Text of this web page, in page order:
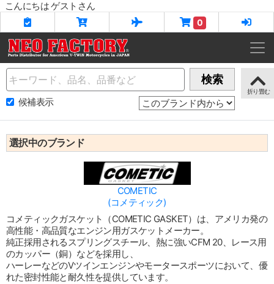
こんにちは ゲストさん
0
Name 検索
候補表示
選択中のブランド
COMETIC
(コメティック)
コメティックガスケット（COMETIC GASKET）は、アメリカ発の
高性能・高品質なエンジン用ガスケットメーカー。
純正採用されるスプリングスチール、熱に強いCFM 20、レース用
のカッパー（銅）などを採用し、
ハーレーなどのVツインエンジンやモータースポーツにおいて、優
れた密封性能と耐久性を提供しています。